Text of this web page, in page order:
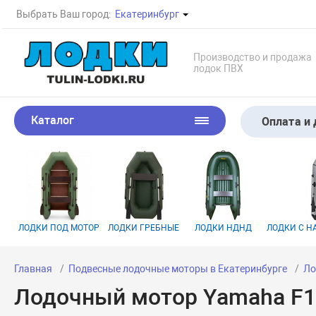
Выбрать Ваш город: Екатеринбург
Производство и продажа
лодок ПВХ
Каталог Оплата и
ЛОДКИ ПОД МОТОР ЛОДКИ ГРЕБНЫЕ ЛОДКИ НДНД ЛОДКИ С
Главная Подвесные лодочные моторы в Екатеринбурге
Лодочный мотор Yamaha